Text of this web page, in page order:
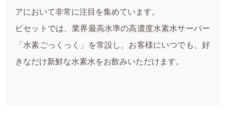
アにおいて非常に注目を集めています。
ビセットでは、業界最高水準の高濃度水素水サーバー
「水素ごっくっく」を常設し、お客様にいつでも、好
きなだけ新鮮な水素水をお飲みいただけます。